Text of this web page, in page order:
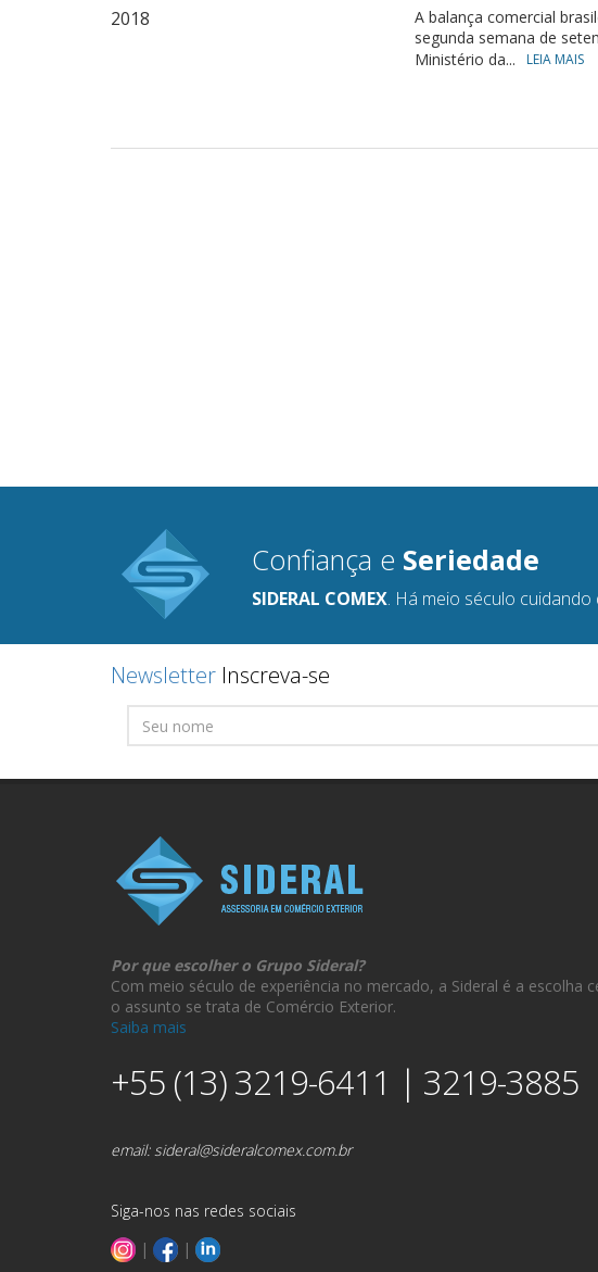
2018
A balança comercial
segunda semana de
Ministério da...
LEIA MAIS
Confiança e Seriedade
SIDERAL COMEX. Há meio século cuidando
Newsletter Inscreva-se
Por que escolher o Grupo Sideral?
Com meio século de experiência no mercado, a Sideral é a escolha
o assunto se trata de Comércio Exterior.
Saiba mais
+55 (13) 3219-6411 | 3219-3885
email:sideral@sideralcomex.com.br
Siga-nos nas redes sociais
|
|